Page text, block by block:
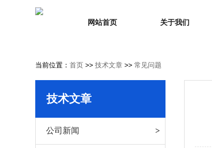
网站首页 关于我们
当前位置： 首页 >> 技术文章 >> 常见问题
技术文章
公司新闻